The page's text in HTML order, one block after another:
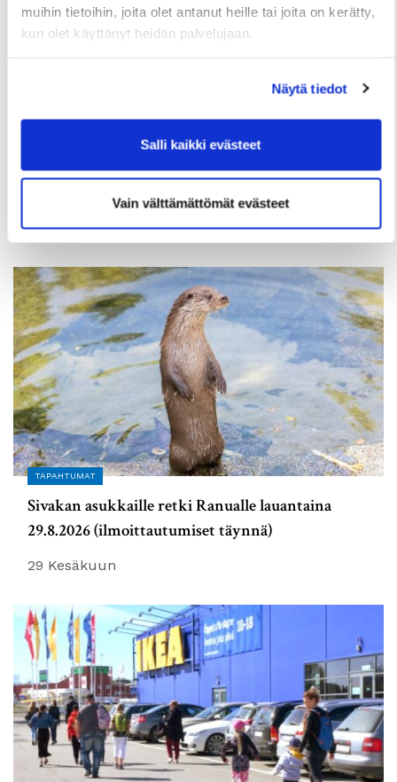
muihin tietoihin, joita olet antanut heille tai joita on kerätty,
kun olet käyttänyt heidän palvelujaan.
Näytä tiedot
Salli kaikki evästeet
Vain välttämättömät evästeet
Useita uudis- ja peruskorjauskohteita
valmistumassa loppuvuonna, hakuajat alkavat
2 Heinäkuun
TAPAHTUMAT
Sivakan asukkaille retki Ranualle lauantaina
29.8.2026 (ilmoittautumiset täynnä)
29 Kesäkuun